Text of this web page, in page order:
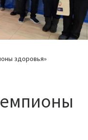
здоровья»